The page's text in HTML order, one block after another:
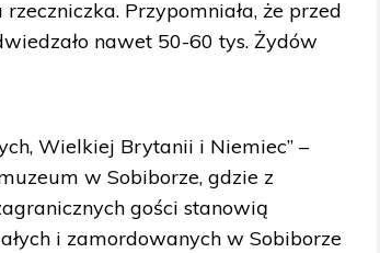
Przypomniała, że przed
nawet 50-60 tys. Żydów
Wielkiej Brytanii i Niemiec” –
w Sobiborze, gdzie z
gości stanowią
i zamordowanych w Sobiborze